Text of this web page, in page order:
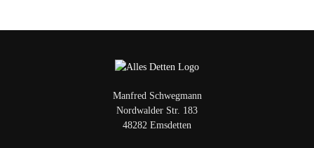
Manfred Schwegmann
Nordwalder Str. 183
48282 Emsdetten